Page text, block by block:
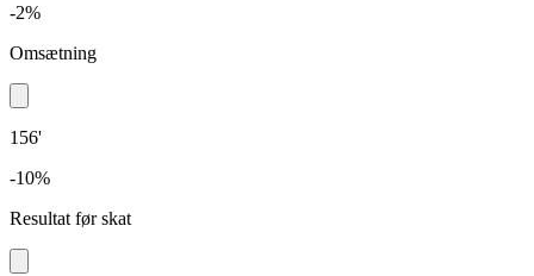
-2%
Omsætning
156'
-10%
Resultat før skat